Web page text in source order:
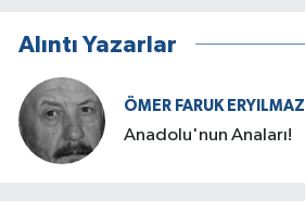
Alıntı Yazarlar
ÖMER FARUK ERYILMAZ
Anadolu'nun Anaları!